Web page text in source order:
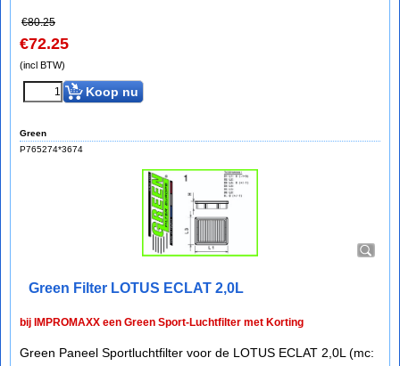
€80.25
€72.25
(incl BTW)
Koop nu
Green
P765274*3674
Green Filter LOTUS ECLAT 2,0L
bij IMPROMAXX een Green Sport-Luchtfilter met Korting
Green Paneel Sportluchtfilter voor de LOTUS ECLAT 2,0L (mc: